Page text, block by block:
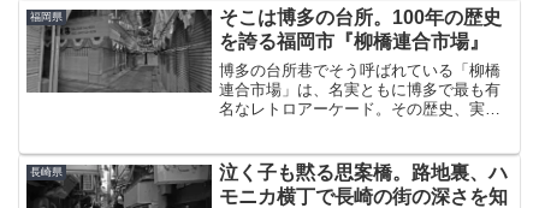
ま曳舟に到着。しかも、以前鳩の街に行
ったときに使った二輪駐車...
福岡県
そこは博多の台所。100年の歴史
を誇る福岡市『柳橋連合市場』
博多の台所巷でそう呼ばれている「柳橋
連合市場」は、名実ともに博多で最も有
名なレトロアーケード。その歴史、実に
観が存在感を放ちまくる柳橋連合市場
は、博多駅から徒歩15...
長崎県
泣く子も黙る思案橋。路地裏、ハ
モニカ横丁で長崎の街の深さを知